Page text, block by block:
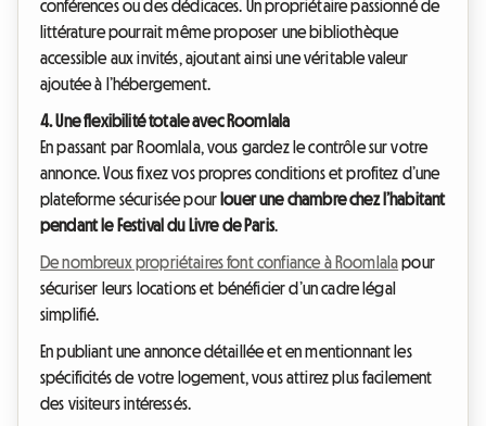
conférences ou des dédicaces. Un propriétaire passionné de
littérature pourrait même proposer une bibliothèque
accessible aux invités, ajoutant ainsi une véritable valeur
ajoutée à l’hébergement.
4. Une flexibilité totale avec Roomlala
En passant par Roomlala, vous gardez le contrôle sur votre
annonce. Vous fixez vos propres conditions et profitez d’une
plateforme sécurisée pour louer une chambre chez l’habitant
pendant le Festival du Livre de Paris.
De nombreux propriétaires font confiance à Roomlalapour
sécuriser leurs locations et bénéficier d’un cadre légal
simplifié.
En publiant une annonce détaillée et en mentionnant les
spécificités de votre logement, vous attirez plus facilement
des visiteurs intéressés.